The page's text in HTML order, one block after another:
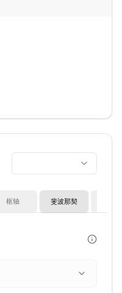
枢轴 斐波那契